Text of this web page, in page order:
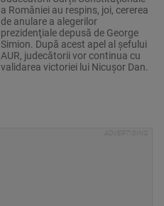
a României au respins, joi, cererea
de anulare a alegerilor
prezidenţiale depusă de George
Simion. După acest apel al șefului
AUR, judecătorii vor continua cu
validarea victoriei lui Nicușor Dan.